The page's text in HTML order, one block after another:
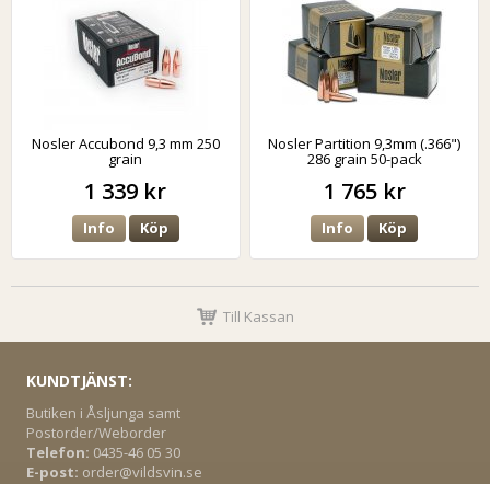
Nosler Accubond 9,3 mm 250
grain
1 339 kr
Info Köp
Nosler Partition 9,3mm (.366")
286 grain 50-pack
1 765 kr
Info Köp
Till Kassan
KUNDTJÄNST:
Butiken i Åsljunga samt
Postorder/Weborder
Telefon: 0435-46 05 30
E-post: order@vildsvin.se